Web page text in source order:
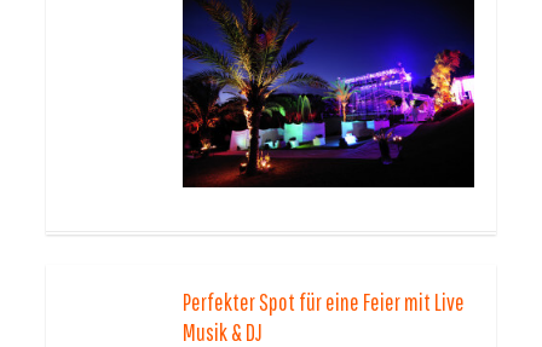
Perfekter Spot für eine Feier mit Live
Musik & DJ